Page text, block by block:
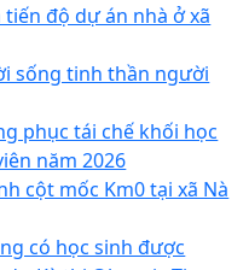
độ dự án nhà ở xã
sống tinh thần người
phục tái chế khối học
năm 2026
cột mốc Km0 tại xã Nà
có học sinh được